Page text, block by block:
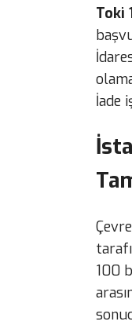
Toki
İade
100